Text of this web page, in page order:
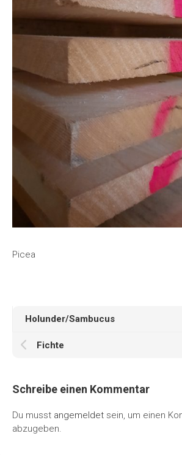
Picea
Holunder/Sambucus
Fichte
Schreibe einen Kommentar
Du musst angemeldet sein, um einen
abzugeben.